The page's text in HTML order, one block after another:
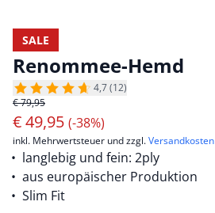
SALE
Renommee-Hemd
4,7 (12)
€ 79,95
€49,95 (-38%)
inkl. Mehrwertsteuer und zzgl.Versandkosten
langlebig und fein: 2ply
aus europäischer Produktion
Slim Fit